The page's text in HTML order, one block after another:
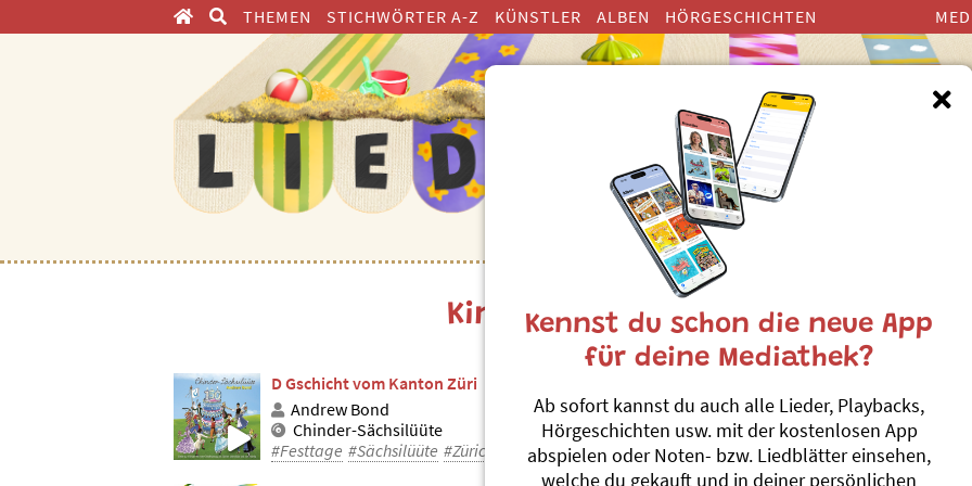
THEMEN STICHWÖRTER A-Z KÜNSTLER ALBEN
HÖRGESCHICHTEN
ENTDECKEN
Kinderlieder zum Thema
D Gschicht vom Kanton Züri
Andrew Bond
Chinder-Sächsilüüte
#Festtage #Sächsilüüte #Zürich
Andrew Bond
Brännti
#Fasnacht
Kennst du schon die neue App
für deine Mediathek?
Ab sofort kannst du auch alle Lieder, Playbacks,
Hörgeschichten usw. mit der kostenlosen App
abspielen oder Noten- bzw. Liedblätter einsehen,
welche du gekauft und in deiner persönlichen